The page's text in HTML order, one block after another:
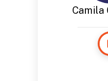
Camila